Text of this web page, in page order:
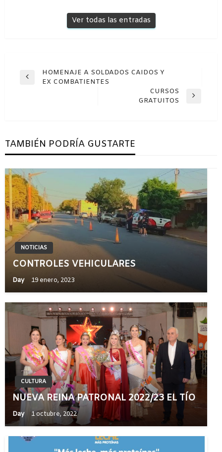
Ver todas las entradas
Navegación
Entrada
HOMENAJE A SOLDADOS CAIDOS Y
EX COMBATIENTES
CURSOS
GRATUITOS
TAMBIÉN PODRÍA GUSTARTE
NOTICIAS
CONTROLES VEHICULARES
Day 19 enero, 2023
CULTURA
NUEVA REINA PATRONAL 2022/23 EL TÍO
Day 1 octubre, 2022